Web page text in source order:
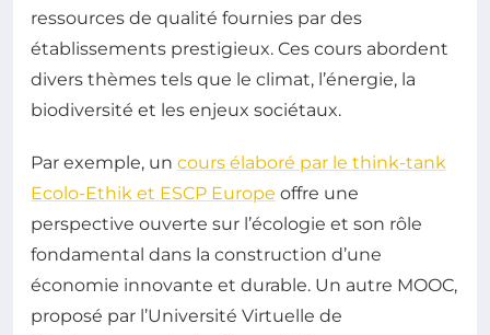
ressources de qualité fournies par des
établissements prestigieux. Ces cours abordent
divers thèmes tels que le climat, l’énergie, la
biodiversité et les enjeux sociétaux.
Par exemple, un cours élaboré par le think-tank
Ecolo-Ethik et ESCP Europe offre une
perspective ouverte sur l’écologie et son rôle
fondamental dans la construction d’une
économie innovante et durable. Un autre MOOC,
proposé par l’Université Virtuelle de